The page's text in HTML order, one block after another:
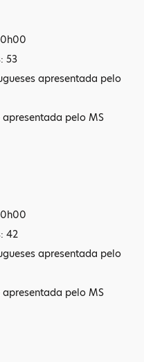
53
apresentada pelo
pelo MS
42
apresentada pelo
pelo MS